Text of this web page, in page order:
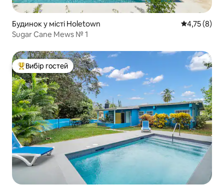
Будинок у місті Holetown Середня
4,75 (8)
Sugar Cane Mews № 1
Топ вибір гостей
Вибір гостей